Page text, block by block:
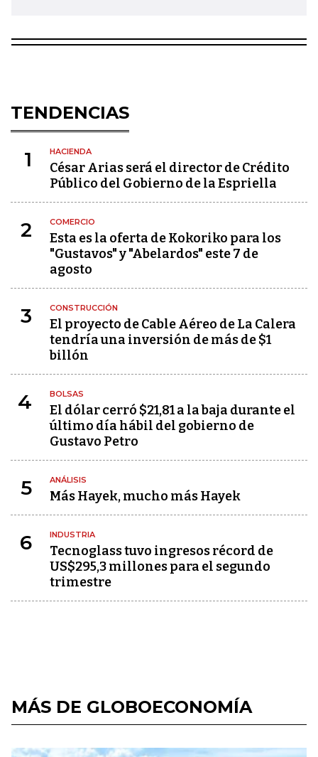
TENDENCIAS
1 HACIENDA
César Arias será el director de Crédito
Público del Gobierno de la Espriella
2 COMERCIO
Esta es la oferta de Kokoriko para los
"Gustavos" y "Abelardos" este 7 de
agosto
3 CONSTRUCCIÓN
El proyecto de Cable Aéreo de La Calera
tendría una inversión de más de $1
billón
4 BOLSAS
El dólar cerró $21,81 a la baja durante el
último día hábil del gobierno de
Gustavo Petro
5 ANÁLISIS
Más Hayek, mucho más Hayek
6 INDUSTRIA
Tecnoglass tuvo ingresos récord de
US$295,3 millones para el segundo
trimestre
MÁS DE GLOBOECONOMÍA